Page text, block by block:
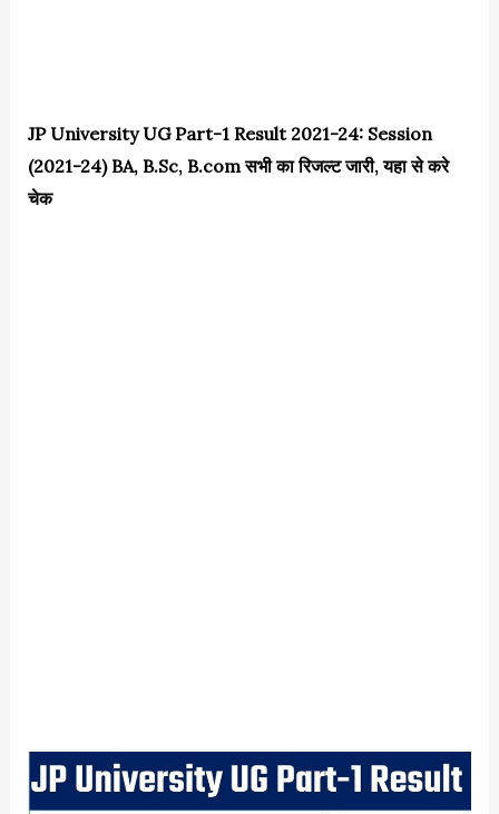
JP University UG Part-1 Result 2021-24: Session
(2021-24) BA, B.Sc, B.com सभी का रिजल्ट जारी, यहा से करे
चेक